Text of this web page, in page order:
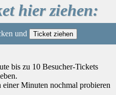
hier ziehen:
und
bis zu 10 Besucher-Tickets
Minuten nochmal probieren